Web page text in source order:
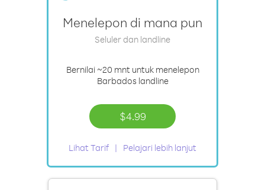
Menelepon di mana pun
Seluler dan landline
Bernilai ~20 mntuntuk menelepon
Barbados landline
$4.99
Lihat Tarif Pelajari lebih lanjut